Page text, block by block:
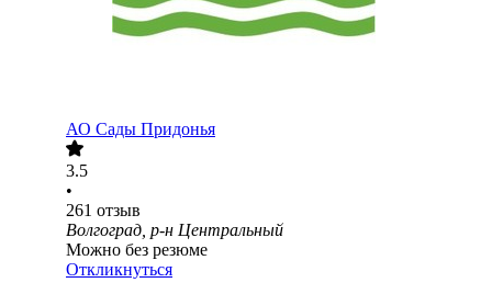
АО Сады Придонья
3.5
•
261 отзыв
Волгоград, р-н Центральный
Можно без резюме
Откликнуться